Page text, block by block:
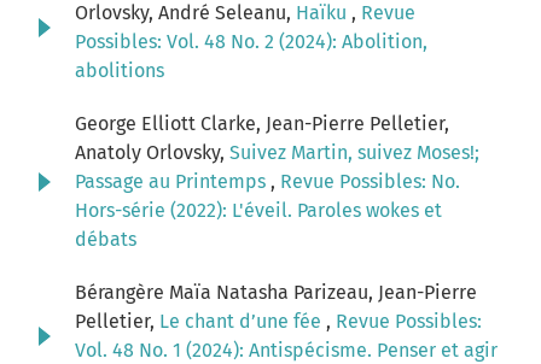
Orlovsky, André Seleanu, Haïku , Revue
Possibles: Vol. 48 No. 2 (2024): Abolition,
abolitions
George Elliott Clarke, Jean-Pierre Pelletier,
Anatoly Orlovsky, Suivez Martin, suivez Moses!;
Passage au Printemps , Revue Possibles: No.
Hors-série (2022): L'éveil. Paroles wokes et
débats
Bérangère Maïa Natasha Parizeau, Jean-Pierre
Pelletier, Le chant d’une fée , Revue Possibles:
Vol. 48 No. 1 (2024): Antispécisme. Penser et agir